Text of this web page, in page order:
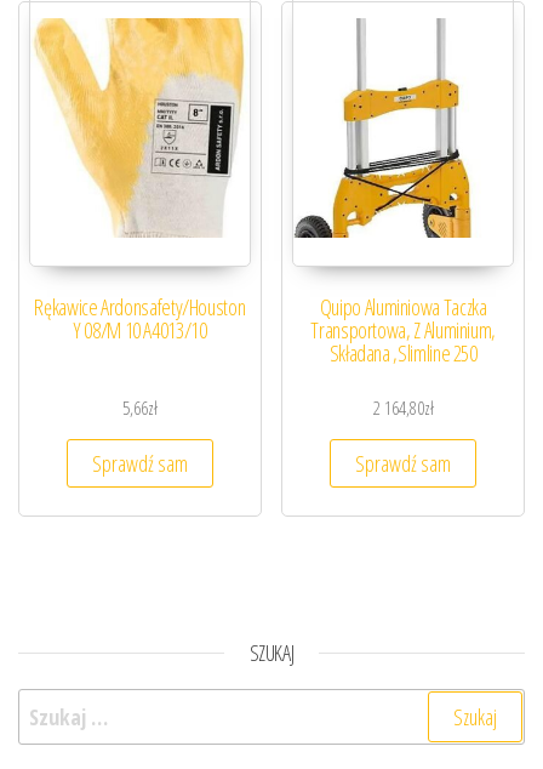
Rękawice Ardonsafety/Houston
Y 08/M 10 A4013/10
5,66zł
Sprawdź sam
Quipo Aluminiowa Taczka
Transportowa, Z Aluminium,
Składana ,Slimline 250
2 164,80zł
Sprawdź sam
SZUKAJ
Szukaj: